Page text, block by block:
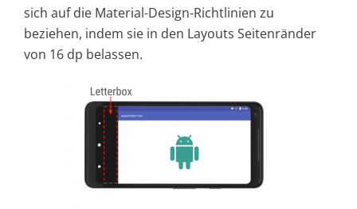
sich auf die Material-Design-Richtlinien zu
beziehen, indem sie in den Layouts Seitenränder
von 16 dp belassen.